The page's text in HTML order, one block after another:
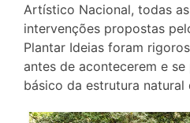
Artístico Nacional, todas
intervenções propostas
Plantar Ideias foram
antes de acontecerem e
básico da estrutura natural